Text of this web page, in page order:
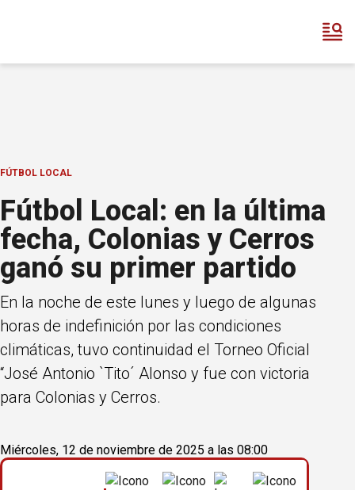
FÚTBOL LOCAL
Fútbol Local: en la última
fecha, Colonias y Cerros
ganó su primer partido
En la noche de este lunes y luego de algunas
horas de indefinición por las condiciones
climáticas, tuvo continuidad el Torneo Oficial
“José Antonio `Tito´ Alonso y fue con victoria
para Colonias y Cerros.
Miércoles, 12 de noviembre de 2025 a las 08:00